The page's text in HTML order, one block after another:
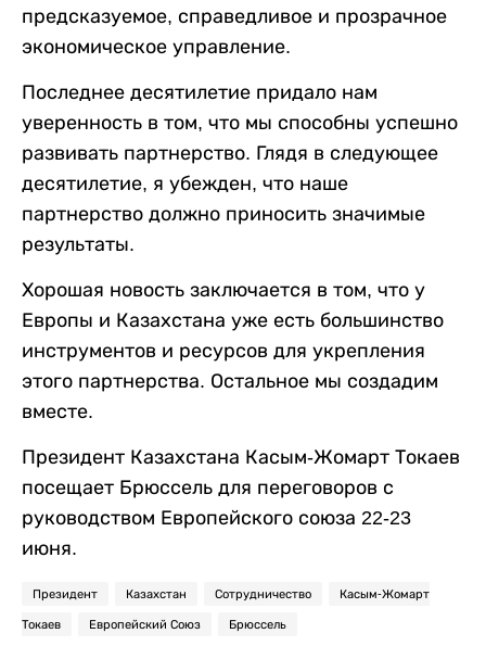
предсказуемое, справедливое и прозрачное
экономическое управление.
Последнее десятилетие придало нам
уверенность в том, что мы способны успешно
развивать партнерство. Глядя в следующее
десятилетие, я убежден, что наше
партнерство должно приносить значимые
результаты.
Хорошая новость заключается в том, что у
Европы и Казахстана уже есть большинство
инструментов и ресурсов для укрепления
этого партнерства. Остальное мы создадим
вместе.
Президент Казахстана Касым-Жомарт Токаев
посещает Брюссель для переговоров с
руководством Европейского союза 22-23
июня.
Президент Казахстан Сотрудничество Касым-Жомарт
Токаев Европейский Союз Брюссель